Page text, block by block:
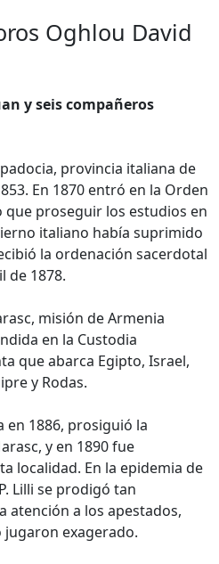
Oghlou David
y seis compañeros
provincia italiana de
En 1870 entró en la Orden
que proseguir los estudios en
italiano había suprimido
la ordenación sacerdotal
de 1878.
misión de Armenia
en la Custodia
que abarca Egipto, Israel,
y Rodas.
en 1886, prosiguió la
y en 1890 fue
localidad. En la epidemia de
Lilli se prodigó tan
atención a los apestados,
exagerado.